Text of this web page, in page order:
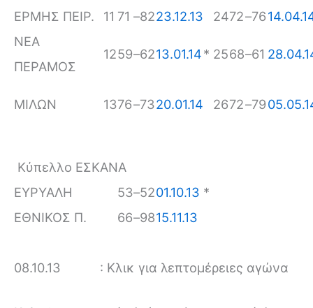
ΕΡΜΗΣ ΠΕΙΡ.
11 71 –8223.12.13 2472–76
ΝΕΑ
ΠΕΡΑΜΟΣ
1259–6213.01.14* 2568–61
ΜΙΛΩΝ 1376–7320.01.14 2672–79
Κύπελλο ΕΣΚΑΝΑ
ΕΥΡΥΑΛΗ
53–5201.10.13 *
ΕΘΝΙΚΟΣ Π.
66–9815.11.13
08.10.13 : Κλικ για λεπτομέρειες αγώνα